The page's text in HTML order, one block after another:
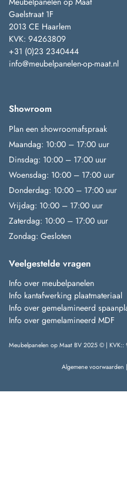
Gaelstraat 1F
2013 CE Haarlem
KVK: 94263809
+31 (0)23 2340444
info@meubelpanelen-op-maat.nl
Showroom
Plan een showroomafspraak
Maandag: 10:00 – 17:00 uur
Dinsdag: 10:00 – 17:00 uur
Woensdag: 10:00 – 17:00 uur
Donderdag: 10:00 – 17:00 uur
Vrijdag: 10:00 – 17:00 uur
Zaterdag: 10:00 – 17:00 uur
Zondag: Gesloten
Veelgestelde vragen
Info over meubelpanelen
Info kantafwerking plaatmateriaal
Info over gemelamineerd
Info over gemelamineerd MDF
Meubelpanelen op Maat BV 2025 © |
Algemene voorwaarden |